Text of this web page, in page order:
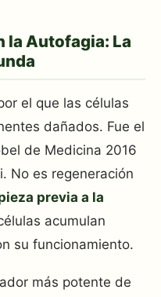
la Autofagia: La
el que las células
dañados. Fue el
de Medicina 2016
No es regeneración
previa a la
acumulan
su funcionamiento.
más potente de